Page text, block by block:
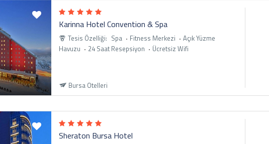
Karinna Hotel Convention & Spa
Tesis Özelliği: Spa Fitness Merkezi
Açık Yüzme
Havuzu
24 Saat Resepsiyon Ücretsiz Wifi
Bursa Otelleri
Sheraton Bursa Hotel